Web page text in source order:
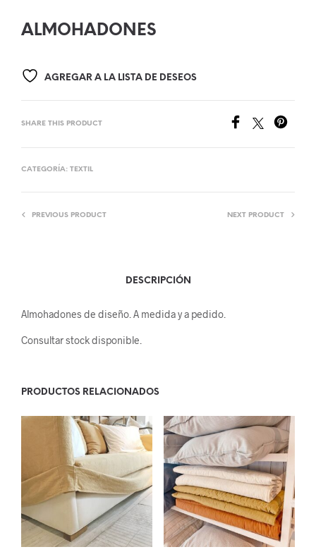
ALMOHADONES
AGREGAR A LA LISTA DE DESEOS
SHARE THIS PRODUCT
CATEGORÍA: TEXTIL
PREVIOUS PRODUCT NEXT PRODUCT
DESCRIPCIÓN
Almohadones de diseño. A medida y a pedido.
Consultar stock disponible.
PRODUCTOS RELACIONADOS